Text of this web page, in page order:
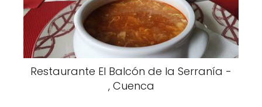
Restaurante El Balcón de la Serranía -
, Cuenca